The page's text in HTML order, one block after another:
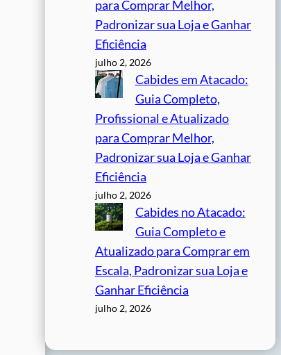
para Comprar Melhor,
Padronizar sua Loja e Ganhar
Eficiência
julho 2, 2026
Cabides em Atacado:
Guia Completo,
Profissional e Atualizado
para Comprar Melhor,
Padronizar sua Loja e Ganhar
Eficiência
julho 2, 2026
Cabides no Atacado:
Guia Completo e
Atualizado para Comprar em
Escala, Padronizar sua Loja e
Ganhar Eficiência
julho 2, 2026